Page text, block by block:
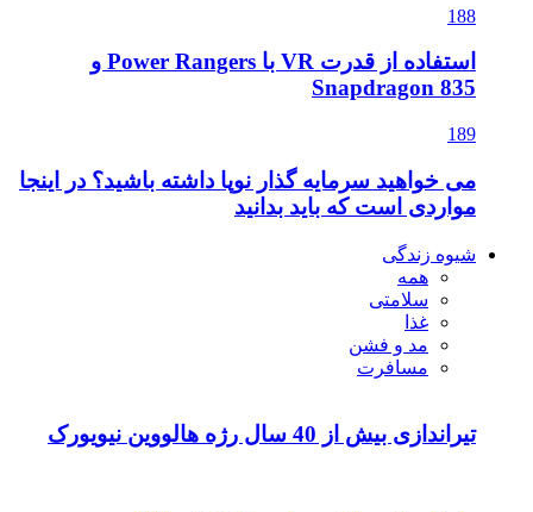
استفاده از قدرت VR با Power Rangers و
Snapdragon 835
می خواهید سرمایه گذار نوپا داشته باشید؟ در اینجا
مواردی است که باید بدانید
شیوه زندگی
همه
سلامتی
غذا
مد و فشن
مسافرت
تیراندازی بیش از 40 سال رژه هالووین نیویورک